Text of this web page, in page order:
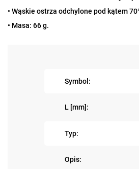
• Wąskie ostrza odchylone pod kątem
• Masa: 66 g.
Symbol:
L [mm]:
Typ:
Opis: